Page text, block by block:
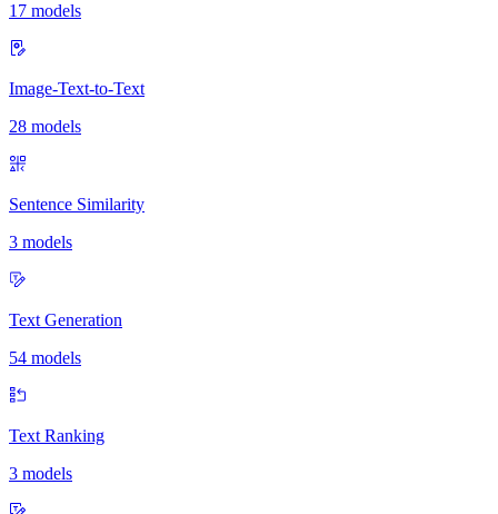
17 models
Image-Text-to-Text
28 models
Sentence Similarity
3 models
Text Generation
54 models
Text Ranking
3 models